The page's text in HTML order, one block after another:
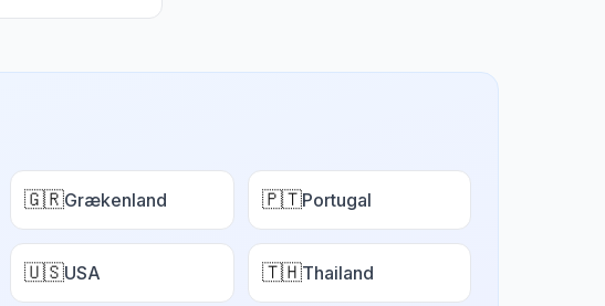
🇬🇷Grækenland 🇵🇹Portugal
🇺🇸USA 🇹🇭Thailand